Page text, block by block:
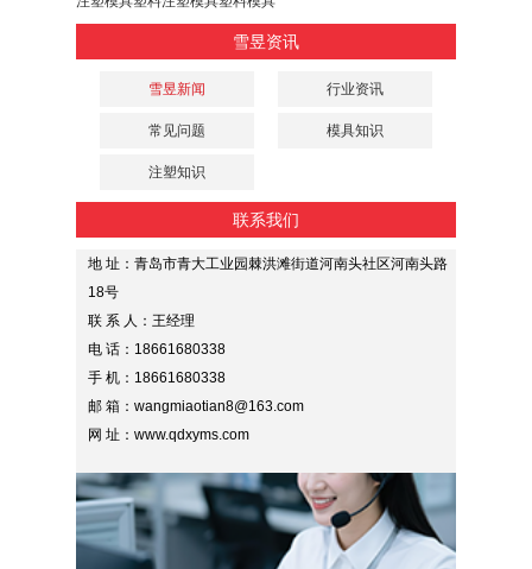
雪昱资讯
雪昱新闻 行业资讯
常见问题 模具知识
注塑知识
联系我们
地 址：青岛市青大工业园棘洪滩街道河南头社区河南头路
18号
联 系 人：王经理
电 话：18661680338
手 机：18661680338
邮 箱：wangmiaotian8@163.com
网 址：www.qdxyms.com